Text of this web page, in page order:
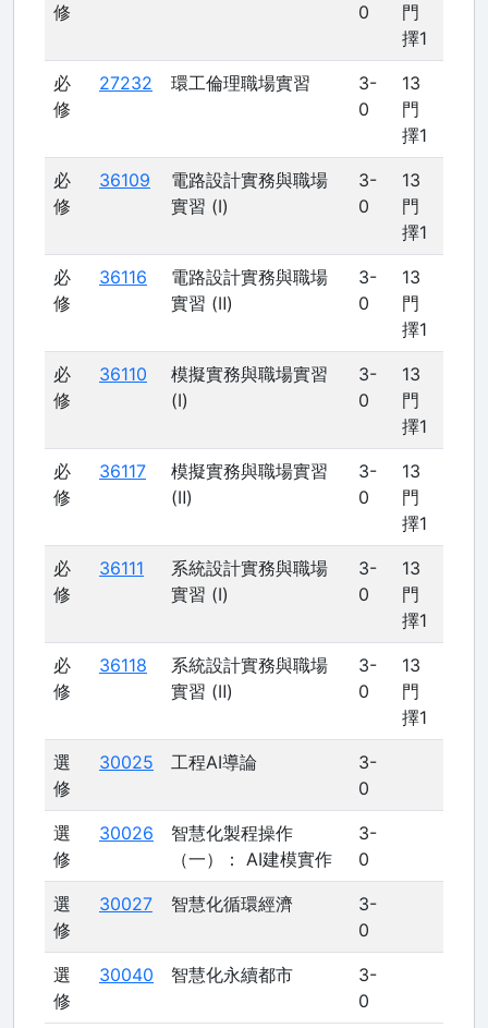
修
0
門
擇1
必
修
27232 環工倫理職場實習
3-
0
13
門
擇1
必
修
36109
電路設計實務與職場
實習 (Ⅰ)
3-
0
13
門
擇1
必
修
36116
電路設計實務與職場
實習 (Ⅱ)
3-
0
13
門
擇1
必
修
36110
模擬實務與職場實習
(Ⅰ)
3-
0
13
門
擇1
必
修
36117
模擬實務與職場實習
(Ⅱ)
3-
0
13
門
擇1
必
修
36111
系統設計實務與職場
實習 (Ⅰ)
3-
0
13
門
擇1
必
修
36118
系統設計實務與職場
實習 (Ⅱ)
3-
0
13
門
擇1
選
修
30025 工程AI導論
3-
0
選
修
30026
智慧化製程操作
（一）： AI建模實作
3-
0
選
修
30027 智慧化循環經濟
3-
0
選
修
30040 智慧化永續都市
3-
0